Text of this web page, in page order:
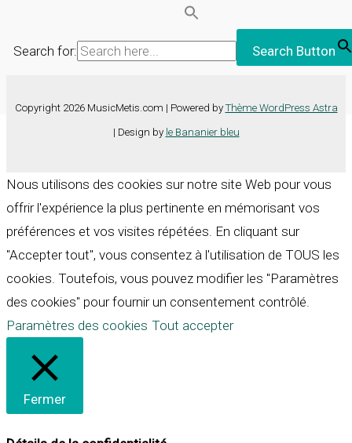
Search for: Search Button
Copyright 2026 MusicMetis.com | Powered by Thème WordPress Astra
| Design by le Bananier bleu
Nous utilisons des cookies sur notre site Web pour vous
offrir l'expérience la plus pertinente en mémorisant vos
préférences et vos visites répétées. En cliquant sur
"Accepter tout", vous consentez à l'utilisation de TOUS les
cookies. Toutefois, vous pouvez modifier les "Paramètres
des cookies" pour fournir un consentement contrôlé.
Paramètres des cookies Tout accepter
Fermer